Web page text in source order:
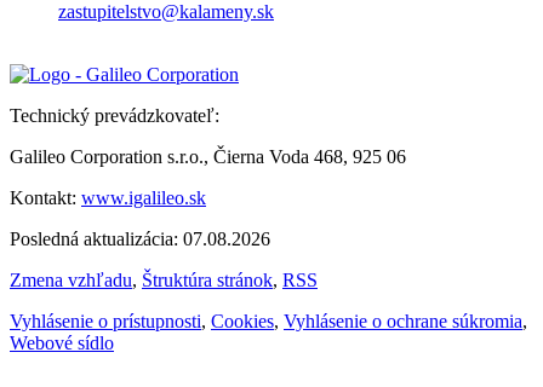
zastupitelstvo@kalameny.sk
Technický prevádzkovateľ:
Galileo Corporation s.r.o., Čierna Voda 468, 925 06
Kontakt: www.igalileo.sk
Posledná aktualizácia: 07.08.2026
Zmena vzhľadu, Štruktúra stránok, RSS
Vyhlásenie o prístupnosti, Cookies, Vyhlásenie o ochrane súkromia,
Webové sídlo